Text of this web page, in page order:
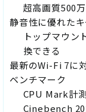
超高画質500
静音性に優れた
トップマウン
換できる
最新のWi-Fi 7に
ベンチマーク
CPU Mark計
Cinebench